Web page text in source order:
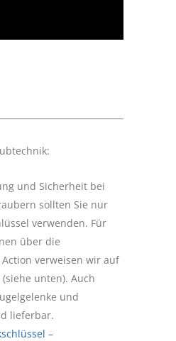
und Sicherheit bei
sollten Sie nur
verwenden. Für
über die
Action verweisen wir auf
unten). Auch
und
lieferbar.
–